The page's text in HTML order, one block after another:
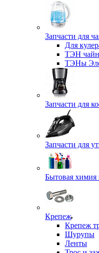
Запчасти для
Для
ТЭН
ТЭНы
Запчасти для
Запчасти для
Бытовая химия
Крепеж
Крепеж
Шурупы
Ленты